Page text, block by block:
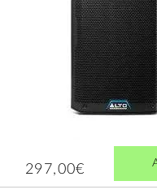
297,00€